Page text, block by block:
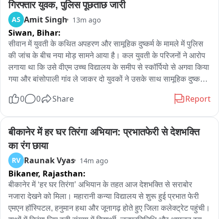
गिरफ्तार युवक, पुलिस पूछताछ जारी
AS Amit Singh 13m ago
Siwan, Bihar:
सीवान में युवती के कथित अपहरण और सामूहिक दुष्कर्म के मामले में पुलिस
की जांच के बीच नया मोड़ सामने आया है। कल युवती के परिजनों ने आरोप
लगाया था कि उसे वीएम उच्च विद्यालय के समीप से स्कॉर्पियो से अगवा किया
गया और बांसोपाली गांव ले जाकर दो युवकों ने उसके साथ सामूहिक दुष्कर्म
युवती का हाल जाना था। वहीं इस मामले में आज नगर थाना पुलिस ने एक
क्षेत्र के बलेथा गांव का रहने वाला बताया जा रहा है और फिलहाल मुंबई में
रहता है। पुलिस गाड़ी में हिरासत में बैठे आरोपी युवक ने अपना पक्ष रखते हुए
दावा किया कि वह युवती को पहले से जानता है और दोनों के बीच बातचीत
होती थी। जब वह सीवान आया था, तब युवती ने उसे नगर थाना क्षेत्र के
शेखर सिनेमा के पास एक रेस्टोरेंट में मिलने के लिए बुलाया था। युवती अपनी
बहन के साथ खुद अपनी मर्जी से उससे मिलने आई थी। मुलाकात के दौरान
ही युवती को अचानक ब्लीडिंग होने लगी। स्थिति को देखते हुए उसने युवती
को पैड दिया, ताकि ब्लीडिंग को संभाला जा सके। इसके बाद आरोपी ने
0 0 Share Report
बीकानेर में हर घर तिरंगा अभियान: प्रभातफेरी से देशभक्ति
का रंग छाया
RV Raunak Vyas 14m ago
Bikaner, Rajasthan:
बीकानेर में ‘हर घर तिरंगा’ अभियान के तहत आज देशभक्ति से सराबोर
नजारा देखने को मिला। महारानी कन्या विद्यालय से शुरू हुई प्रभात फेरी
एमएन हॉस्पिटल, हनुमान हथा और जूनागढ़ होते हुए जिला कलेक्ट्रेट पहुंची।